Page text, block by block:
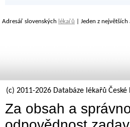
Adresář slovenských lékařů | Jeden z největších
(c) 2011-2026 Databáze lékařů České
Za obsah a